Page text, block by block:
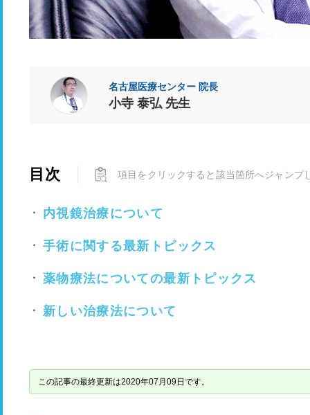
名古屋医療センター 院長
小寺 泰弘 先生
目次 項目をクリックすると該当箇所へジャンプ
内視鏡治療について
手術に関する最新トピックス
薬物療法についての最新トピックス
新しい治療法について
この記事の最終更新は2020年07月09日です。